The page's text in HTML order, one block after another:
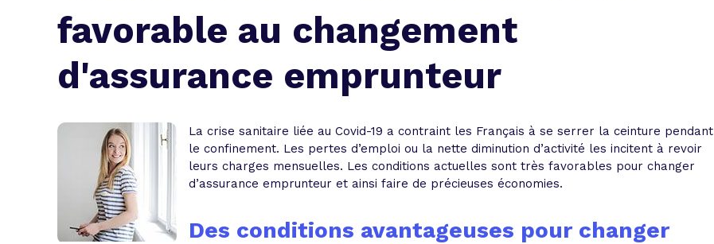
Tous les outils prêt immobilier
Trouvez votre prêt conso au meilleur taux !
Bénéficiez de notre expertise en regroupement de crédits
favorable au changement
d'assurance emprunteur
La crise sanitaire liée au Covid-19 a contraint les Français à se serrer la ceinture pendant
le confinement. Les pertes d’emploi ou la nette diminution d’activité les incitent à revoir
leurs charges mensuelles. Les conditions actuelles sont très favorables pour changer
d’assurance emprunteur et ainsi faire de précieuses économies.
Des conditions avantageuses pour changer